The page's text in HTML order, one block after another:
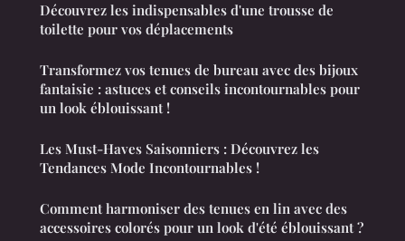
Découvrez les indispensables d'une trousse de
toilette pour vos déplacements
Transformez vos tenues de bureau avec des bijoux
fantaisie : astuces et conseils incontournables pour
un look éblouissant !
Les Must-Haves Saisonniers : Découvrez les
Tendances Mode Incontournables !
Comment harmoniser des tenues en lin avec des
accessoires colorés pour un look d'été éblouissant ?